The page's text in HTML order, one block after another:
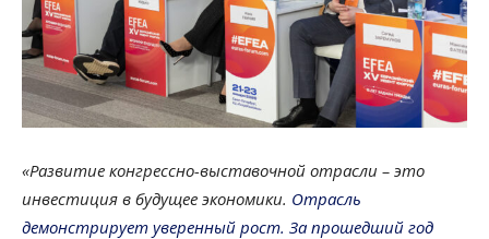
«Развитие конгрессно-выставочной отрасли – это
инвестиция в будущее экономики. Отрасль
демонстрирует уверенный рост. За прошедший год